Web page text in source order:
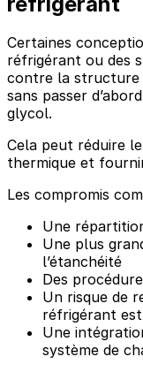
Certaines
réfrigérant ou des
contre la structure
sans passer
glycol.
Cela peut réduire
thermique et
Les compromis
Une
Une plus
l’étanchéité
Des
Un risque de
réfrigérant
Une
système de